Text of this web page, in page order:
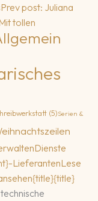
Prev post: Juliana
tollen
(5)Serien &
Dienste
LieferantenLese
{title}{title}